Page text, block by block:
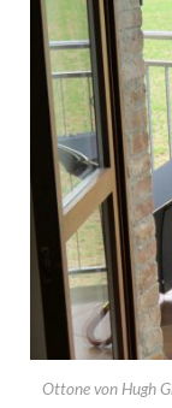
Ottone von Hugh